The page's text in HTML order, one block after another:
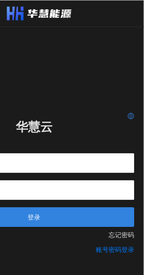
华慧云
登录
忘记密码
账号密码登录